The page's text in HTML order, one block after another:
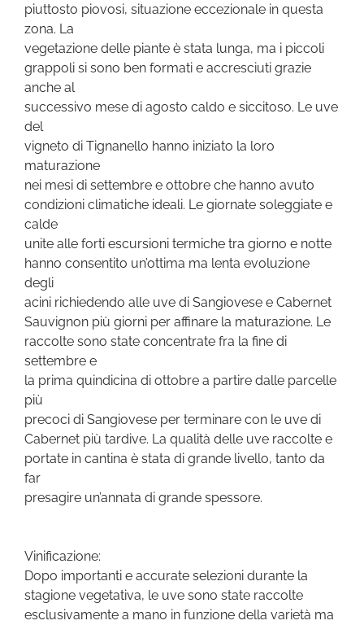
piuttosto piovosi, situazione eccezionale in questa
zona. La
vegetazione delle piante è stata lunga, ma i piccoli
grappoli si sono ben formati e accresciuti grazie
anche al
successivo mese di agosto caldo e siccitoso. Le uve
del
vigneto di Tignanello hanno iniziato la loro
maturazione
nei mesi di settembre e ottobre che hanno avuto
condizioni climatiche ideali. Le giornate soleggiate e
calde
unite alle forti escursioni termiche tra giorno e notte
hanno consentito un’ottima ma lenta evoluzione
degli
acini richiedendo alle uve di Sangiovese e Cabernet
Sauvignon più giorni per affinare la maturazione. Le
raccolte sono state concentrate fra la fine di
settembre e
la prima quindicina di ottobre a partire dalle parcelle
più
precoci di Sangiovese per terminare con le uve di
Cabernet più tardive. La qualità delle uve raccolte e
portate in cantina è stata di grande livello, tanto da
far
presagire un’annata di grande spessore.
Vinificazione:
Dopo importanti e accurate selezioni durante la
stagione vegetativa, le uve sono state raccolte
esclusivamente a mano in funzione della varietà ma